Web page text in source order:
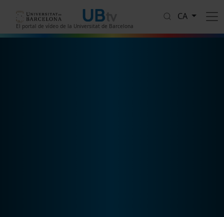
El portal de vídeo de la Universitat de Barcelona
CA